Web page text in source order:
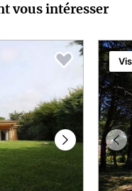
vous intéresser